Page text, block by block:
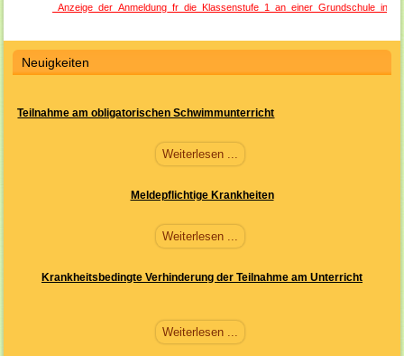
Neuigkeiten
Teilnahme am obligatorischen Schwimmunterricht
Weiterlesen ...
Meldepflichtige Krankheiten
Weiterlesen ...
Krankheitsbedingte Verhinderung der Teilnahme am Unterricht
Weiterlesen ...